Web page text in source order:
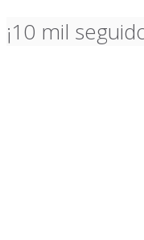
¡10 mil